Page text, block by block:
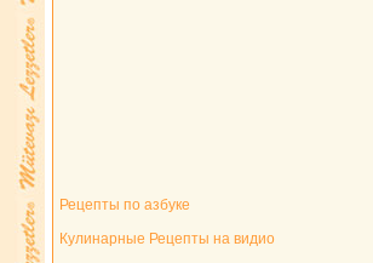
Рецепты по азбуке
Кулинарные Рецепты на видио